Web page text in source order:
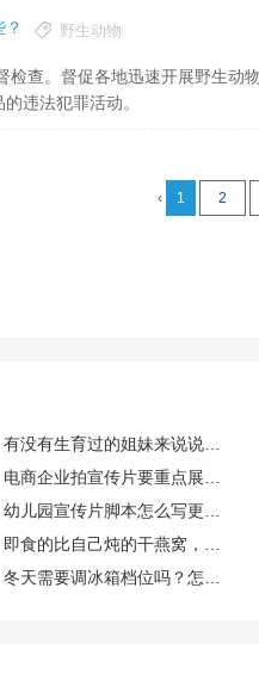
野生动物
违法犯罪活动。
‹ 1 2